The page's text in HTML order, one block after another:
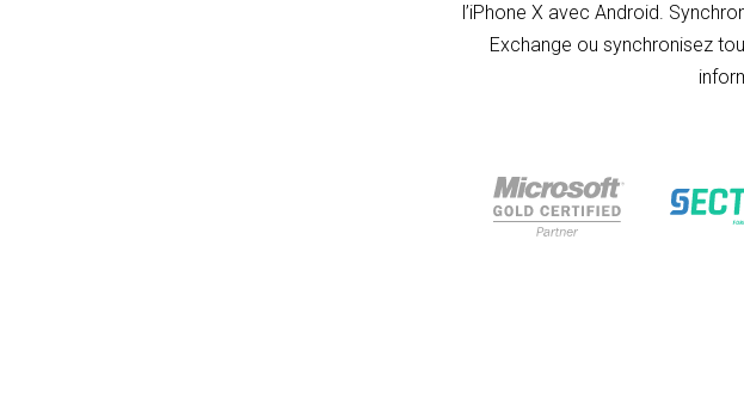
l’iPhone X avec Android.
Exchange ou synchronisez